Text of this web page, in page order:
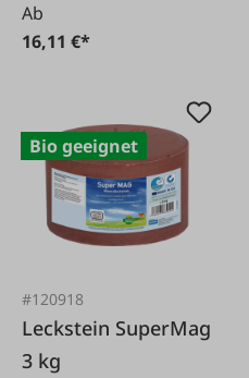
Ab
16,11 €*
Bio geeignet
#120918
Leckstein SuperMag
3 kg